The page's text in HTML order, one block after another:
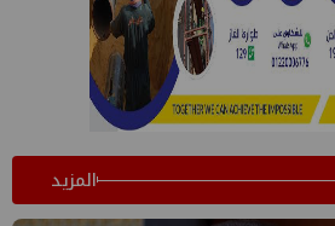
المزيد